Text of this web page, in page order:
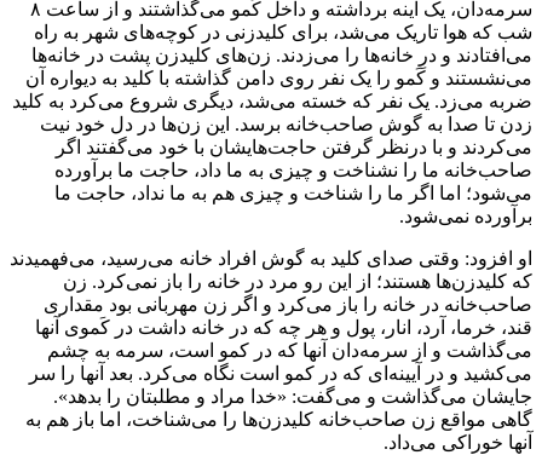
سرمه‌دان، یک آینه برداشته و داخل کَمو می‌گذاشتند و از ساعت ۸
شب که هوا تاریک می‌شد، برای کلیدزنی در کوچه‌های شهر به راه
می‌افتادند و درِ خانه‌ها را می‌زدند. زن‌های کلیدزن پشت در خانه‌ها
می‌نشستند و کَمو را یک نفر روی دامن گذاشته با کلید به دیواره آن
ضربه می‌زد. یک نفر که خسته می‌شد، دیگری شروع می‌کرد به کلید
زدن تا صدا به گوش صاحب‌خانه برسد. این زن‌ها در دل خود نیت
می‌کردند و با درنظر گرفتن حاجت‌هایشان با خود می‌گفتند اگر
صاحب‌خانه ما را نشناخت و چیزی به ما داد، حاجت ما برآورده
می‌شود؛ اما اگر ما را شناخت و چیزی هم به ما نداد، حاجت ما
برآورده نمی‌شود.
او افزود: وقتی صدای کلید به گوش افراد خانه می‌رسید، می‌فهمیدند
که کلیدزن‌ها هستند؛ از این رو مرد در خانه را باز نمی‌کرد. زن
صاحب‌خانه در خانه را باز می‌کرد و اگر زن مهربانی بود مقداری
قند، خرما، آرد، انار، پول و هر چه که در خانه داشت در کَموی آنها
می‌گذاشت و از سرمه‌دان آنها که در کمو است، سرمه به چشم
می‌کشید و در آیینه‌ای که در کمو است نگاه می‌کرد. بعد آنها را سر
جایشان می‌گذاشت و می‌گفت: «خدا مراد و مطلبتان را بدهد».
گاهی مواقع زن صاحب‌خانه کلیدزن‌ها را می‌شناخت، اما باز هم به
آنها خوراکی می‌داد.